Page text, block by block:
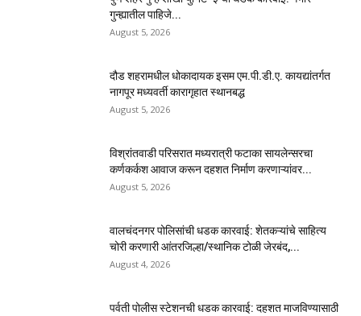
गुन्ह्यातील पाहिजे...
August 5, 2026
दौड शहरामधील धोकादायक इसम एम.पी.डी.ए. कायद्यांतर्गत
नागपूर मध्यवर्ती कारागृहात स्थानबद्ध
August 5, 2026
विश्रांतवाडी परिसरात मध्यरात्री फटाका सायलेन्सरचा
कर्णकर्कश आवाज करून दहशत निर्माण करणाऱ्यांवर...
August 5, 2026
वालचंदनगर पोलिसांची धडक कारवाई: शेतकऱ्यांचे साहित्य
चोरी करणारी आंतरजिल्हा/स्थानिक टोळी जेरबंद,...
August 4, 2026
पर्वती पोलीस स्टेशनची धडक कारवाई: दहशत माजविण्यासाठी